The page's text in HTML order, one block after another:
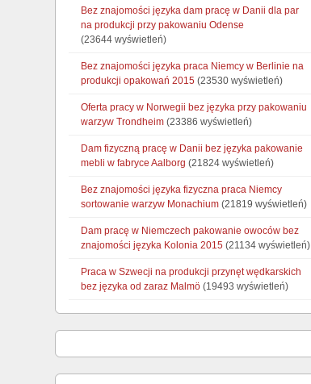
Bez znajomości języka dam pracę w Danii dla par
na produkcji przy pakowaniu Odense
(23644 wyświetleń)
Bez znajomości języka praca Niemcy w Berlinie na
produkcji opakowań 2015 (23530 wyświetleń)
Oferta pracy w Norwegii bez języka przy pakowaniu
warzyw Trondheim (23386 wyświetleń)
Dam fizyczną pracę w Danii bez języka pakowanie
mebli w fabryce Aalborg (21824 wyświetleń)
Bez znajomości języka fizyczna praca Niemcy
sortowanie warzyw Monachium (21819 wyświetleń)
Dam pracę w Niemczech pakowanie owoców bez
znajomości języka Kolonia 2015 (21134 wyświetleń)
Praca w Szwecji na produkcji przynęt wędkarskich
bez języka od zaraz Malmö (19493 wyświetleń)